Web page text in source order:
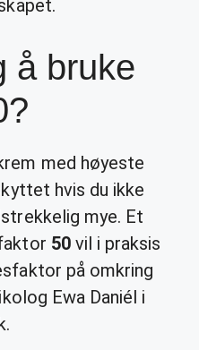
å bruke
med høyeste
hvis du ikke
mye. Et
50vil i praksis
på omkring
Ewa Daniél i